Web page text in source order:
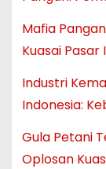
Mafia
Kuasai Pasar
Industri
Indonesia:
Gula Petani
Oplosan